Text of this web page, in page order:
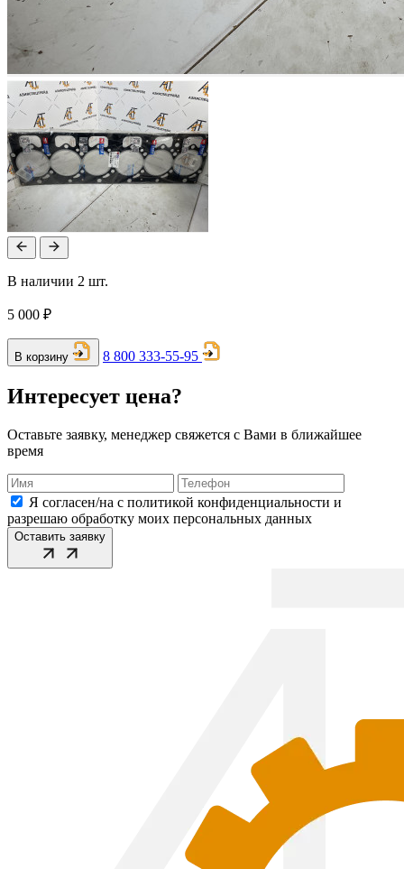
В наличии 2 шт.
5 000 ₽
В корзину 8 800 333-55-95
Интересует цена?
Оставьте заявку, менеджер свяжется с Вами в ближайшее
время
Я согласен/на с политикой конфиденциальности и
разрешаю обработку моих персональных данных
Оставить заявку